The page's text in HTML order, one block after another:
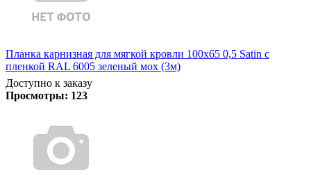
Планка карнизная для мягкой кровли 100х65 0,5 Satin с
пленкой RAL 6005 зеленый мох (3м)
Доступно к заказу
Просмотры: 123